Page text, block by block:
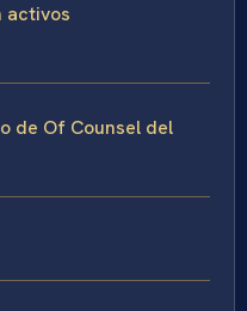
activos
de Of Counsel del